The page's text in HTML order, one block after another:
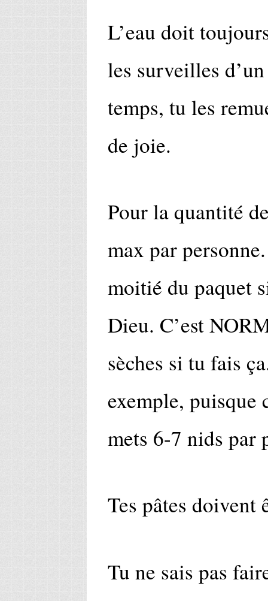
L’eau doit
les surveilles
temps, tu les
de joie.
Pour la quantité
max par
moitié du paquet
Dieu. C’est
sèches si tu fais
exemple, puisque
mets 6-7 nids par
Tes pâtes doivent
Tu ne sais pas